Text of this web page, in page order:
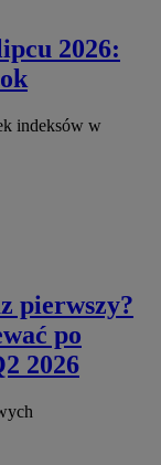
2026:
indeksów w
pierwszy?
po
2026